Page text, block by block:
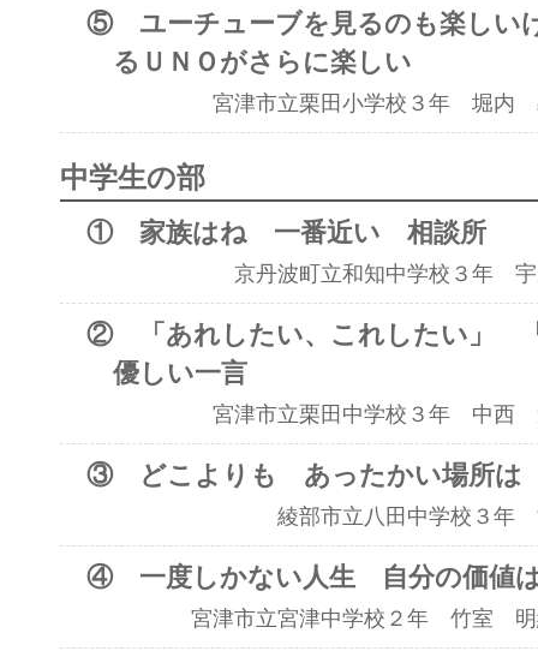
⑤ ユーチューブを見るのも楽しい
るＵＮＯがさらに楽しい
宮津市立栗田小学校３年 堀内
中学生の部
① 家族はね 一番近い 相談所
京丹波町立和知中学校３年
② 「あれしたい、これしたい」
優しい一言
宮津市立栗田中学校３年 中西
③ どこよりも あったかい場所は
綾部市立八田中学校３
④ 一度しかない人生 自分の価値
宮津市立宮津中学校２年 竹室 明